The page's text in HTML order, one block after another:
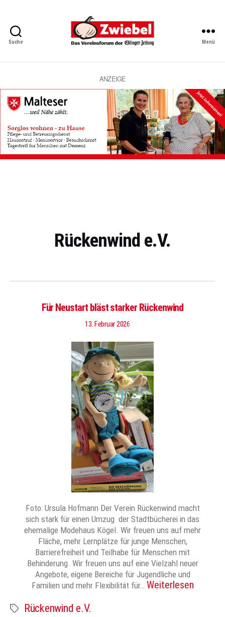
Suche
Vereinsforum
Eßlinger
Zeitung
Menü
ANZEIGE
Rückenwind e.V.
Für Neustart bläst starker Rückenwind
13. Februar 2026
Foto: Ursula Hofmann Der Verein Rückenwind macht
sich stark für einen Umzug der Stadtbücherei in das
ehemalige Modehaus Kögel. Wir freuen uns auf mehr
Fläche, mehr Lernplätze für junge Menschen,
Barrierefreiheit und Teilhabe für Menschen mit
Behinderung. Wir freuen uns auf eine Vielzahl neuer
Angebote, eigene Bereiche für Jugendliche und
Familien und mehr Flexibilität für… Weiterlesen
Schlagwörter
Rückenwind e.V.